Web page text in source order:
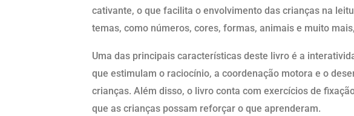
cativante, o que facilita o envolvimento das crianças na
temas, como números, cores, formas, animais e muito
Uma das principais características deste livro é a
que estimulam o raciocínio, a coordenação motora e o
crianças. Além disso, o livro conta com exercícios de
que as crianças possam reforçar o que aprenderam.